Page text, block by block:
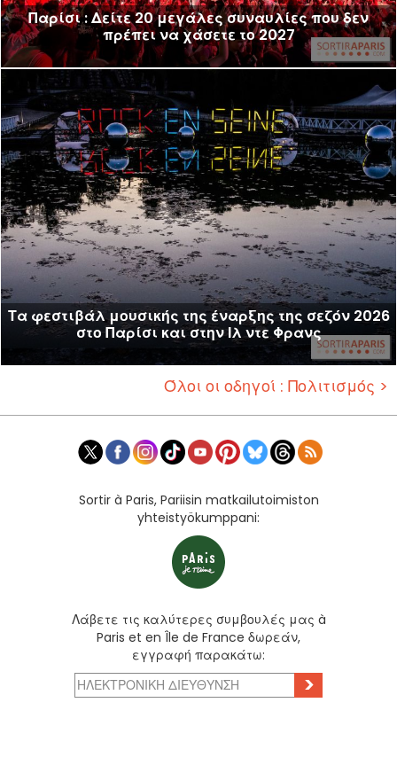
Παρίσι : Δείτε 20 μεγάλες συναυλίες που δεν
πρέπει να χάσετε το 2027
Τα φεστιβάλ μουσικής της έναρξης της σεζόν 2026
στο Παρίσι και στην Ιλ ντε Φρανς
Όλοι οι οδηγοί : Πολιτισμός >
Sortir à Paris, Pariisin matkailutoimiston
yhteistyökumppani:
Λάβετε τις καλύτερες συμβουλές μας à
Paris et en Île de France δωρεάν,
εγγραφή παρακάτω:
>